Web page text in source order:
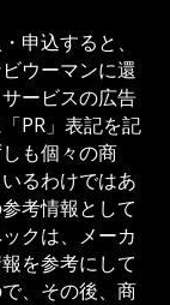
申込すると、
ウーマンに還
ービスの広告
PR」表記を記
も個々の商
るわけではあ
考情報として
クは、メーカ
を参考にして
、その後、商